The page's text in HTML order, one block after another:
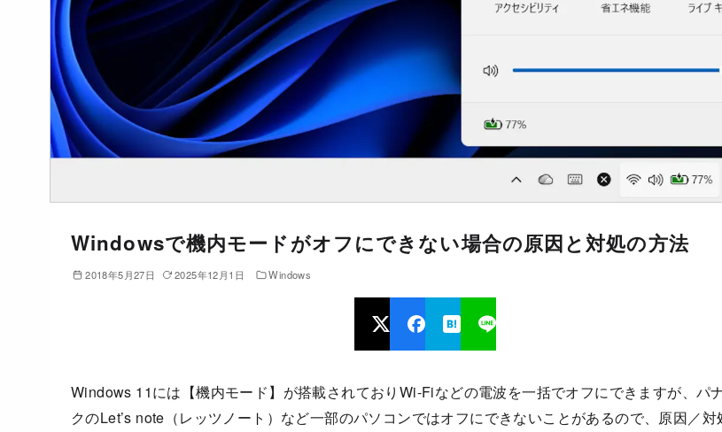
Windowsで機内モードがオフにできない場合の原因と対処の方法
2018年5月27日 2025年12月1日 Windows
Windows 11には【機内モード】が搭載されておりWi-Fiなどの電波を一括でオフにできますが、パ
クのLet’s note（レッツノート）など一部のパソコンではオフにできないことがあるので、原因／対